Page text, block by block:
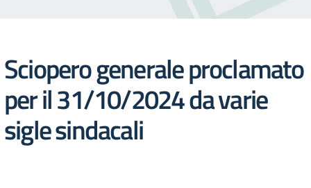
Sciopero generale proclamato
per il 31/10/2024 da varie
sigle sindacali